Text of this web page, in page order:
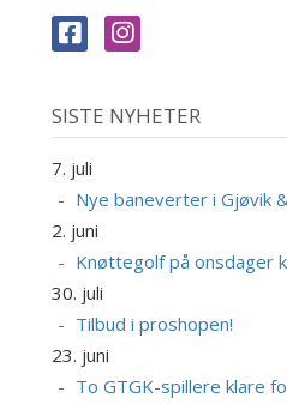
SISTE NYHETER
7. juli
Nye baneverter i Gjøvik
2. juni
Knøttegolf på onsdager
30. juli
Tilbud i proshopen!
23. juni
To GTGK-spillere klare